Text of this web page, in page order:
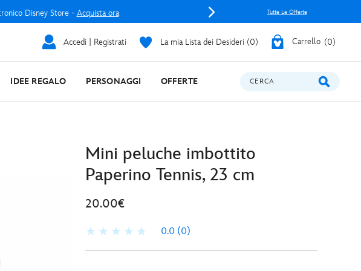
Disney Store - Acquista ora Tutte Le Offerte
Accedi | Registrati La mia Lista dei Desideri 0 Carrello 0
IDEE REGALO PERSONAGGI OFFERTE CERCA
Mini peluche imbottito
Paperino Tennis, 23 cm
20.00€
0.0 (0)